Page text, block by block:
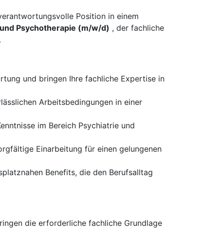
Position in einem
Psychotherapie (m/w/d) , der fachliche
und bringen Ihre fachliche Expertise in
Arbeitsbedingungen in einer
im Bereich Psychiatrie und
Einarbeitung für einen gelungenen
Benefits, die den Berufsalltag
die erforderliche fachliche Grundlage